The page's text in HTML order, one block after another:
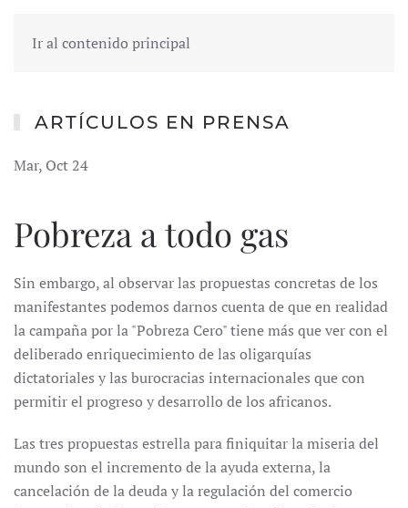
Ir al contenido principal
ARTÍCULOS EN PRENSA
Mar, Oct 24
Pobreza a todo gas
Sin embargo, al observar las propuestas concretas de los
manifestantes podemos darnos cuenta de que en realidad
la campaña por la "Pobreza Cero" tiene más que ver con el
deliberado enriquecimiento de las oligarquías
dictatoriales y las burocracias internacionales que con
permitir el progreso y desarrollo de los africanos.
Las tres propuestas estrella para finiquitar la miseria del
mundo son el incremento de la ayuda externa, la
cancelación de la deuda y la regulación del comercio